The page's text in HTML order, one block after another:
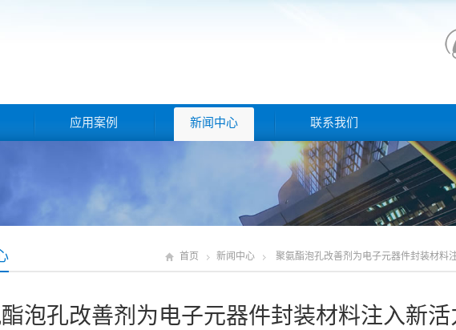
应用案例 新闻中心 联系我们
首页 新闻中心 聚氨酯泡孔改善剂为电子元器件封装材料
泡孔改善剂为电子元器件封装材料注入新